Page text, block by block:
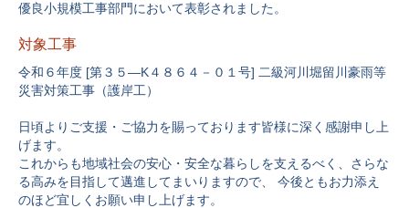
優良小規模工事部門において表彰されました。
対象工事
令和６年度 [第３５―K４８６４－０１号] 二級河川堀留川豪雨等
災害対策工事（護岸工）
日頃よりご支援・ご協力を賜っております皆様に深く感謝申し上
げます。
これからも地域社会の安心・安全な暮らしを支えるべく、さらな
る高みを目指して邁進してまいりますので、 今後ともお力添え
のほど宜しくお願い申し上げます。